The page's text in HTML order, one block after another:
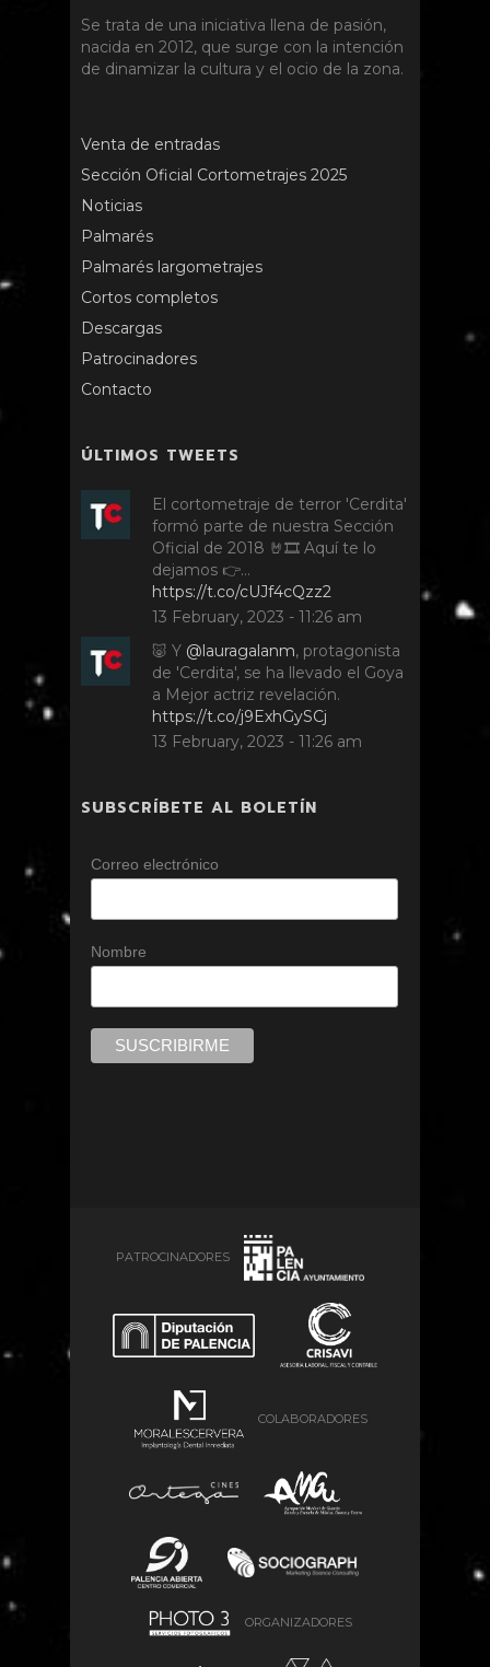
Se trata de una iniciativa llena de pasión,
nacida en 2012, que surge con la intención
de dinamizar la cultura y el ocio de la zona.
Venta de entradas
Sección Oficial Cortometrajes 2025
Noticias
Palmarés
Palmarés largometrajes
Cortos completos
Descargas
Patrocinadores
Contacto
ÚLTIMOS TWEETS
El cortometraje de terror 'Cerdita'
formó parte de nuestra Sección
Oficial de 2018 🤘🎞️ Aquí te lo
dejamos 👉…
https://t.co/cUJf4cQzz2
13 February, 2023 - 11:26 am
🐷 Y @lauragalanm, protagonista
de 'Cerdita', se ha llevado el Goya
a Mejor actriz revelación.
https://t.co/j9ExhGySCj
13 February, 2023 - 11:26 am
SUBSCRÍBETE AL BOLETÍN
Correo electrónico
Nombre
PATROCINADORES
COLABORADORES
ORGANIZADORES